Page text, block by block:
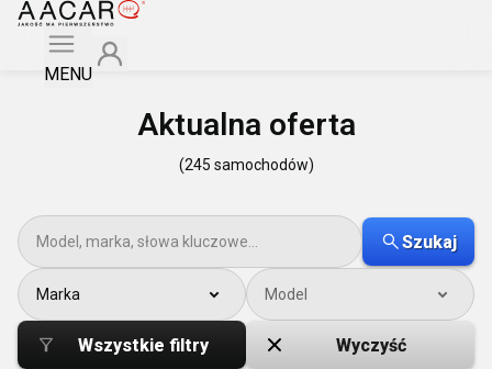
MENU
Aktualna oferta
(245 samochodów)
Szukaj
Marka Model
Wszystkie filtry Wyczyść